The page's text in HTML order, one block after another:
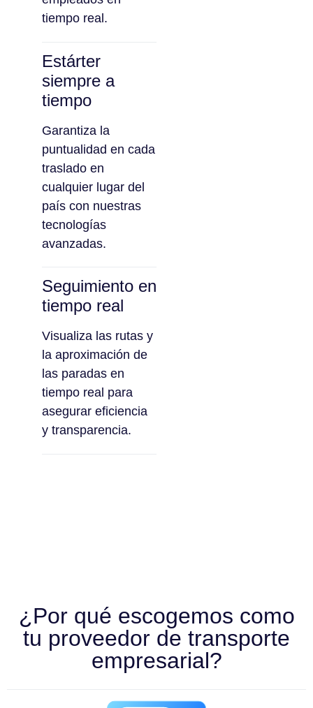
tiempo real.
Estárter
siempre a
tiempo
Garantiza la
puntualidad en cada
traslado en
cualquier lugar del
país con nuestras
tecnologías
avanzadas.
Seguimiento en
tiempo real
Visualiza las rutas y
la aproximación de
las paradas en
tiempo real para
asegurar eficiencia
y transparencia.
¿Por qué escogemos como
tu proveedor de transporte
empresarial?